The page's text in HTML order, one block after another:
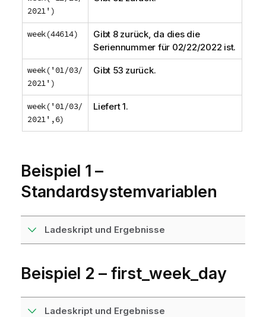
2021')
week(44614)
Gibt 8 zurück, da dies die
Seriennummer für 02/22/2022 ist.
week('01/03/
2021')
Gibt 53 zurück.
week('01/03/
2021',6)
Liefert 1.
Beispiel 1 –
Standardsystemvariablen
Ladeskript und Ergebnisse
Beispiel 2 – first_week_day
Ladeskript und Ergebnisse